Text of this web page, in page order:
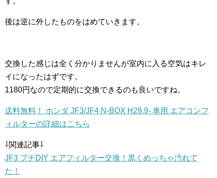
後は逆に外したものをはめていきます。
交換した感じは全く分かりませんが室内に入る空気はキレ
イになったはずです。
1180円なので定期的に交換できるのも良いですね。
送料無料！ ホンダ JF3/JF4 N-BOX H29.9- 車用 エアコンフ
ィルターの詳細はこちら
⇩関連記事⇩
JF3 プチDIY エアフィルター交換！黒くめっちゃ汚れて
た！